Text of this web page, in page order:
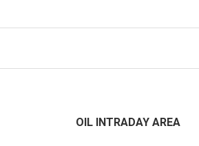
OIL INTRADAY AREA